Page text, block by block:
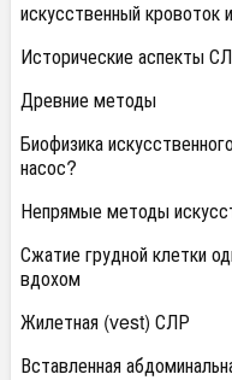
искусственный кровоток
Исторические аспекты
Древние методы
Биофизика
насос?
Непрямые методы
Сжатие грудной клетки
вдохом
Жилетная (vest) СЛР
Вставленная